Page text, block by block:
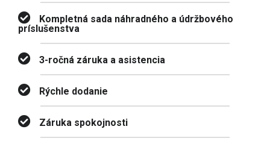
Kompletná sada náhradného a údržbového
príslušenstva
3-ročná záruka a asistencia
Rýchle dodanie
Záruka spokojnosti